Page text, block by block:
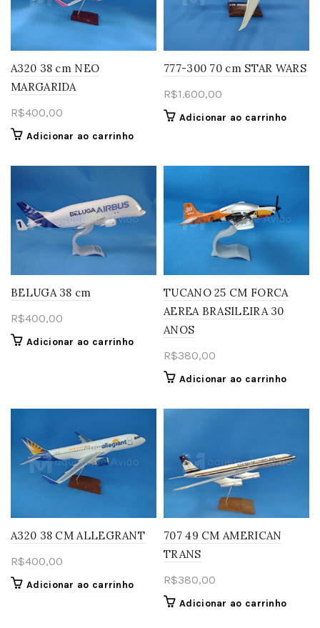
A320 38 cm NEO
MARGARIDA
R$400,00
Adicionar ao carrinho
777-300 70 cm STAR WARS
R$1.600,00
Adicionar ao carrinho
BELUGA 38 cm
R$400,00
Adicionar ao carrinho
TUCANO 25 CM FORCA
AEREA BRASILEIRA 30
ANOS
R$380,00
Adicionar ao carrinho
A320 38 CM ALLEGRANT
R$400,00
Adicionar ao carrinho
707 49 CM AMERICAN
TRANS
R$380,00
Adicionar ao carrinho